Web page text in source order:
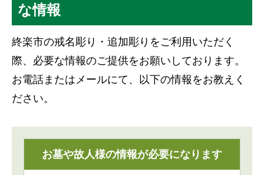
な情報
終楽市の戒名彫り・追加彫りをご利用いただく
際、必要な情報のご提供をお願いしております。
お電話またはメールにて、以下の情報をお教えく
ださい。
お墓や故人様の情報が必要になります